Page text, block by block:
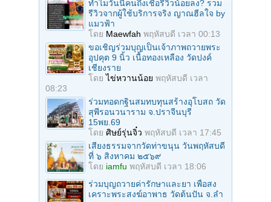
ทำไมวันนี้คนถึงเชื่อรีวิวน้อยลง? รวม
รีวิวจากผู้ใช้บริการจริง ญาณฮีลใจ by
แมวฟ้า
โดย Maewfah พฤหัสบดี เวลา 00:13
ขอเชิญร่วมบุญเป็นเจ้าภาพถวายพระ
อุปคุต 9 นิ้ว เนื้อทองเหลือง วัดปงค์
เชียงราย
โดยไข่หวานน้อย พฤหัสบดี เวลา
08:23
ร่วมทอดกฐินสมทบทุนสร้างอุโบสถ วัด
สุพีรอนวนาราม จ.ปราจีนบุรี
15พย.69
โดย ศิษย์รุ่นจิ๋ว พฤหัสบดี เวลา 17:45
เสียงธรรมจากวัดท่าขนุน วันพฤหัสบดี
ที่ ๖ สิงหาคม ๒๕๖๙
โดย iamfu พฤหัสบดี เวลา 18:06
ร่วมบุญถวายค่ารักษาและยา เพื่อสง
เคราะพระสงฆ์อาพาธ วัดต้นปัน จ.ลํา